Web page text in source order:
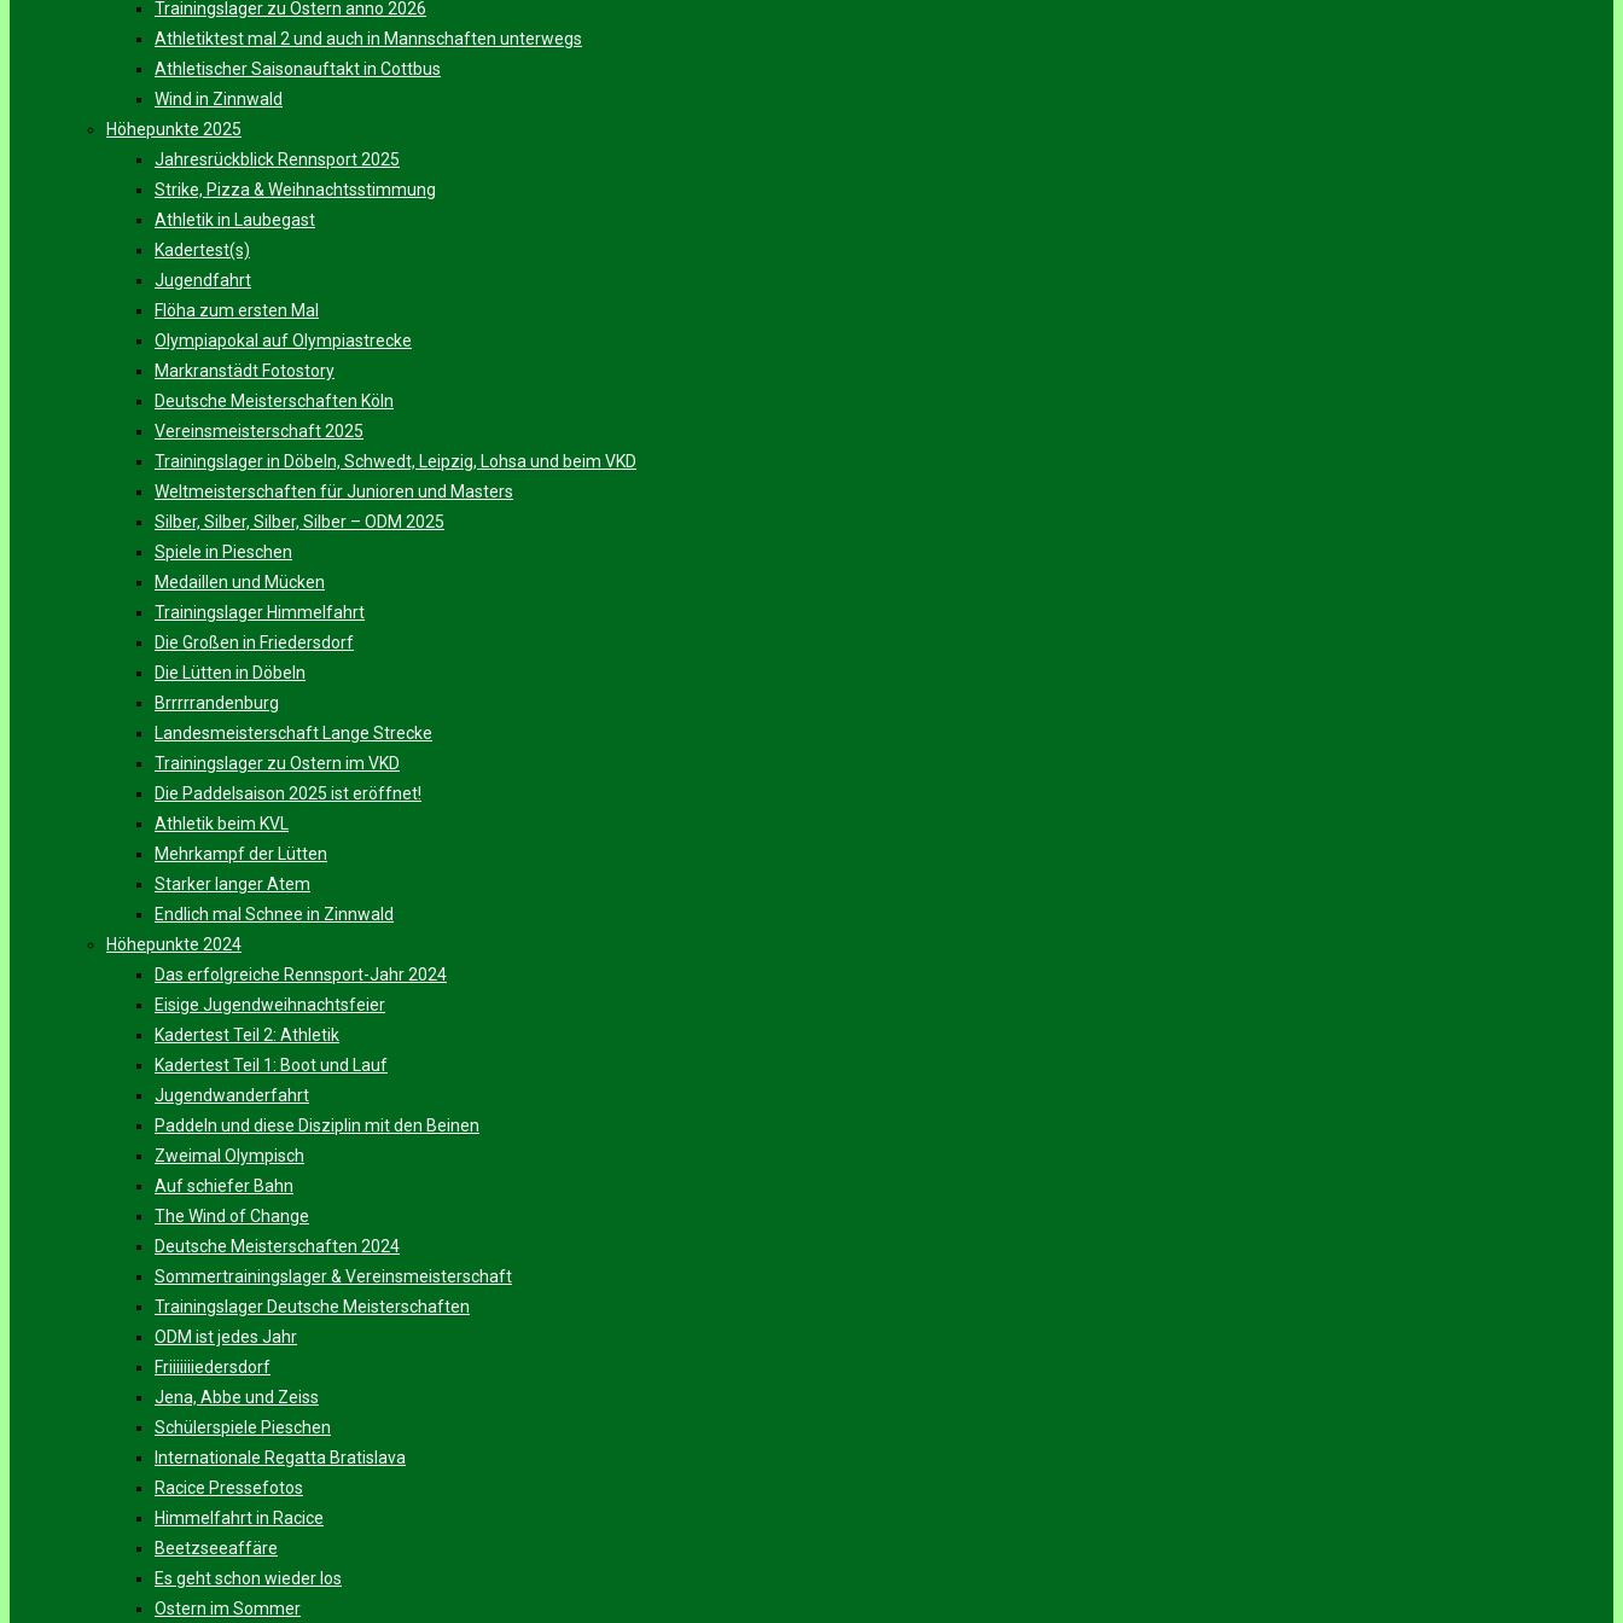
Trainingslager zu Ostern anno 2026
Athletiktest mal 2 und auch in Mannschaften unterwegs
Athletischer Saisonauftakt in Cottbus
Wind in Zinnwald
Höhepunkte 2025
Jahresrückblick Rennsport 2025
Strike, Pizza & Weihnachtsstimmung
Athletik in Laubegast
Kadertest(s)
Jugendfahrt
Flöha zum ersten Mal
Olympiapokal auf Olympiastrecke
Markranstädt Fotostory
Deutsche Meisterschaften Köln
Vereinsmeisterschaft 2025
Trainingslager in Döbeln, Schwedt, Leipzig, Lohsa und beim VKD
Weltmeisterschaften für Junioren und Masters
Silber, Silber, Silber, Silber – ODM 2025
Spiele in Pieschen
Medaillen und Mücken
Trainingslager Himmelfahrt
Die Großen in Friedersdorf
Die Lütten in Döbeln
Brrrrrandenburg
Landesmeisterschaft Lange Strecke
Trainingslager zu Ostern im VKD
Die Paddelsaison 2025 ist eröffnet!
Athletik beim KVL
Mehrkampf der Lütten
Starker langer Atem
Endlich mal Schnee in Zinnwald
Höhepunkte 2024
Das erfolgreiche Rennsport-Jahr 2024
Eisige Jugendweihnachtsfeier
Kadertest Teil 2: Athletik
Kadertest Teil 1: Boot und Lauf
Jugendwanderfahrt
Paddeln und diese Disziplin mit den Beinen
Zweimal Olympisch
Auf schiefer Bahn
The Wind of Change
Deutsche Meisterschaften 2024
Sommertrainingslager & Vereinsmeisterschaft
Trainingslager Deutsche Meisterschaften
ODM ist jedes Jahr
Friiiiiiiedersdorf
Jena, Abbe und Zeiss
Schülerspiele Pieschen
Internationale Regatta Bratislava
Racice Pressefotos
Himmelfahrt in Racice
Beetzseeaffäre
Es geht schon wieder los
Ostern im Sommer